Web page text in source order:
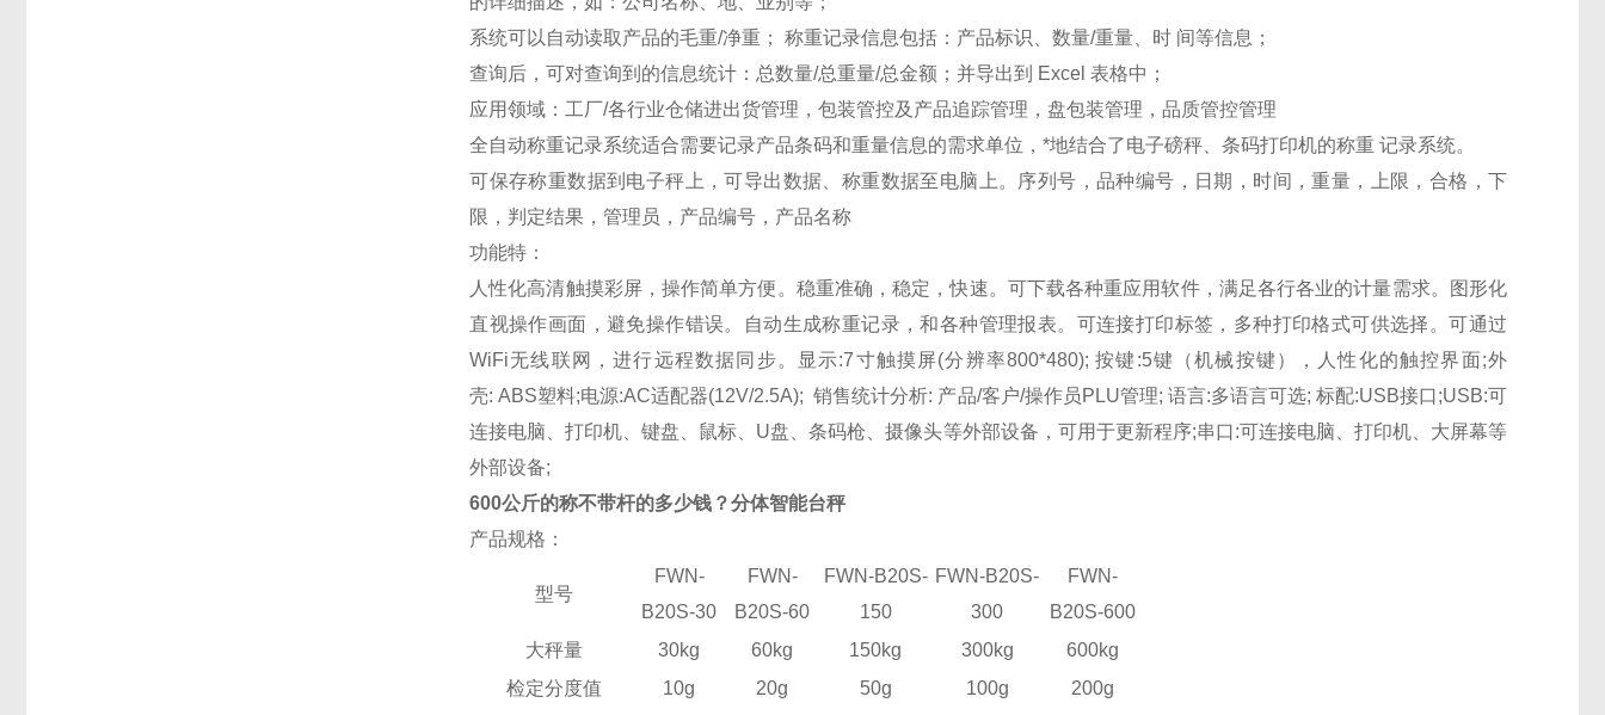
系统可以自动读取产品的毛重/净重； 称重记录信息包括：产品标识、数量/重量、时 间等信息；
查询后，可对查询到的信息统计：总数量/总重量/总金额；并导出到 Excel 表格中；
应用领域：工厂/各行业仓储进出货管理，包装管控及产品追踪管理，盘包装管理，品质管控管理
全自动称重记录系统适合需要记录产品条码和重量信息的需求单位，*地结合了电子磅秤、条码打印机的称重 记录系统。
可保存称重数据到电子秤上，可导出数据、称重数据至电脑上。序列号，品种编号，日期，时间，重量，上限，合格，下
限，判定结果，管理员，产品编号，产品名称
功能特：
人性化高清触摸彩屏，操作简单方便。稳重准确，稳定，快速。可下载各种重应用软件，满足各行各业的计量需求。图形化
直视操作画面，避免操作错误。自动生成称重记录，和各种管理报表。可连接打印标签，多种打印格式可供选择。可通过
WiFi无线联网，进行远程数据同步。显示:7寸触摸屏(分辨率800*480); 按键:5键（机械按键），人性化的触控界面;外
壳: ABS塑料;电源:AC适配器(12V/2.5A); 销售统计分析: 产品/客户/操作员PLU管理; 语言:多语言可选; 标配:USB接口;USB:可
连接电脑、打印机、键盘、鼠标、U盘、条码枪、摄像头等外部设备，可用于更新程序;串口:可连接电脑、打印机、大屏幕等
外部设备;
600公斤的称不带杆的多少钱？分体智能台秤
产品规格：
型号
FWN-
B20S-30
FWN-
B20S-60
FWN-B20S-
150
FWN-B20S-
300
FWN-
B20S-600
大秤量
30kg 60kg 150kg 300kg
600kg
检定分度值
10g 20g 50g 100g
200g